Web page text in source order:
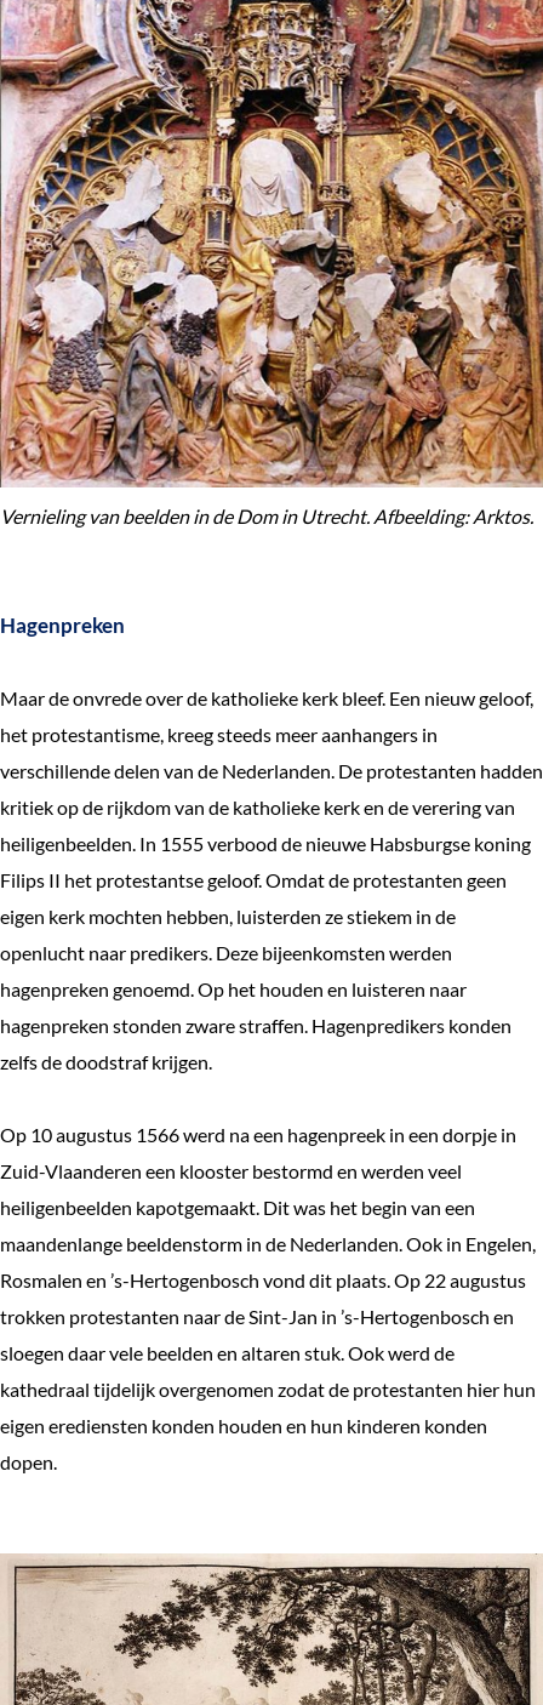
Vernieling van beelden in de Dom in Utrecht. Afbeelding: Arktos.
Hagenpreken
Maar de onvrede over de katholieke kerk bleef. Een nieuw geloof,
het protestantisme, kreeg steeds meer aanhangers in
verschillende delen van de Nederlanden. De protestanten hadden
kritiek op de rijkdom van de katholieke kerk en de verering van
heiligenbeelden. In 1555 verbood de nieuwe Habsburgse koning
Filips II het protestantse geloof. Omdat de protestanten geen
eigen kerk mochten hebben, luisterden ze stiekem in de
openlucht naar predikers. Deze bijeenkomsten werden
hagenpreken genoemd. Op het houden en luisteren naar
hagenpreken stonden zware straffen. Hagenpredikers konden
zelfs de doodstraf krijgen.
Op 10 augustus 1566 werd na een hagenpreek in een dorpje in
Zuid-Vlaanderen een klooster bestormd en werden veel
heiligenbeelden kapotgemaakt. Dit was het begin van een
maandenlange beeldenstorm in de Nederlanden. Ook in Engelen,
Rosmalen en ’s-Hertogenbosch vond dit plaats. Op 22 augustus
trokken protestanten naar de Sint-Jan in ’s-Hertogenbosch en
sloegen daar vele beelden en altaren stuk. Ook werd de
kathedraal tijdelijk overgenomen zodat de protestanten hier hun
eigen erediensten konden houden en hun kinderen konden
dopen.